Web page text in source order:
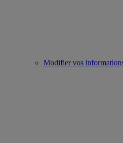
Modifier vos